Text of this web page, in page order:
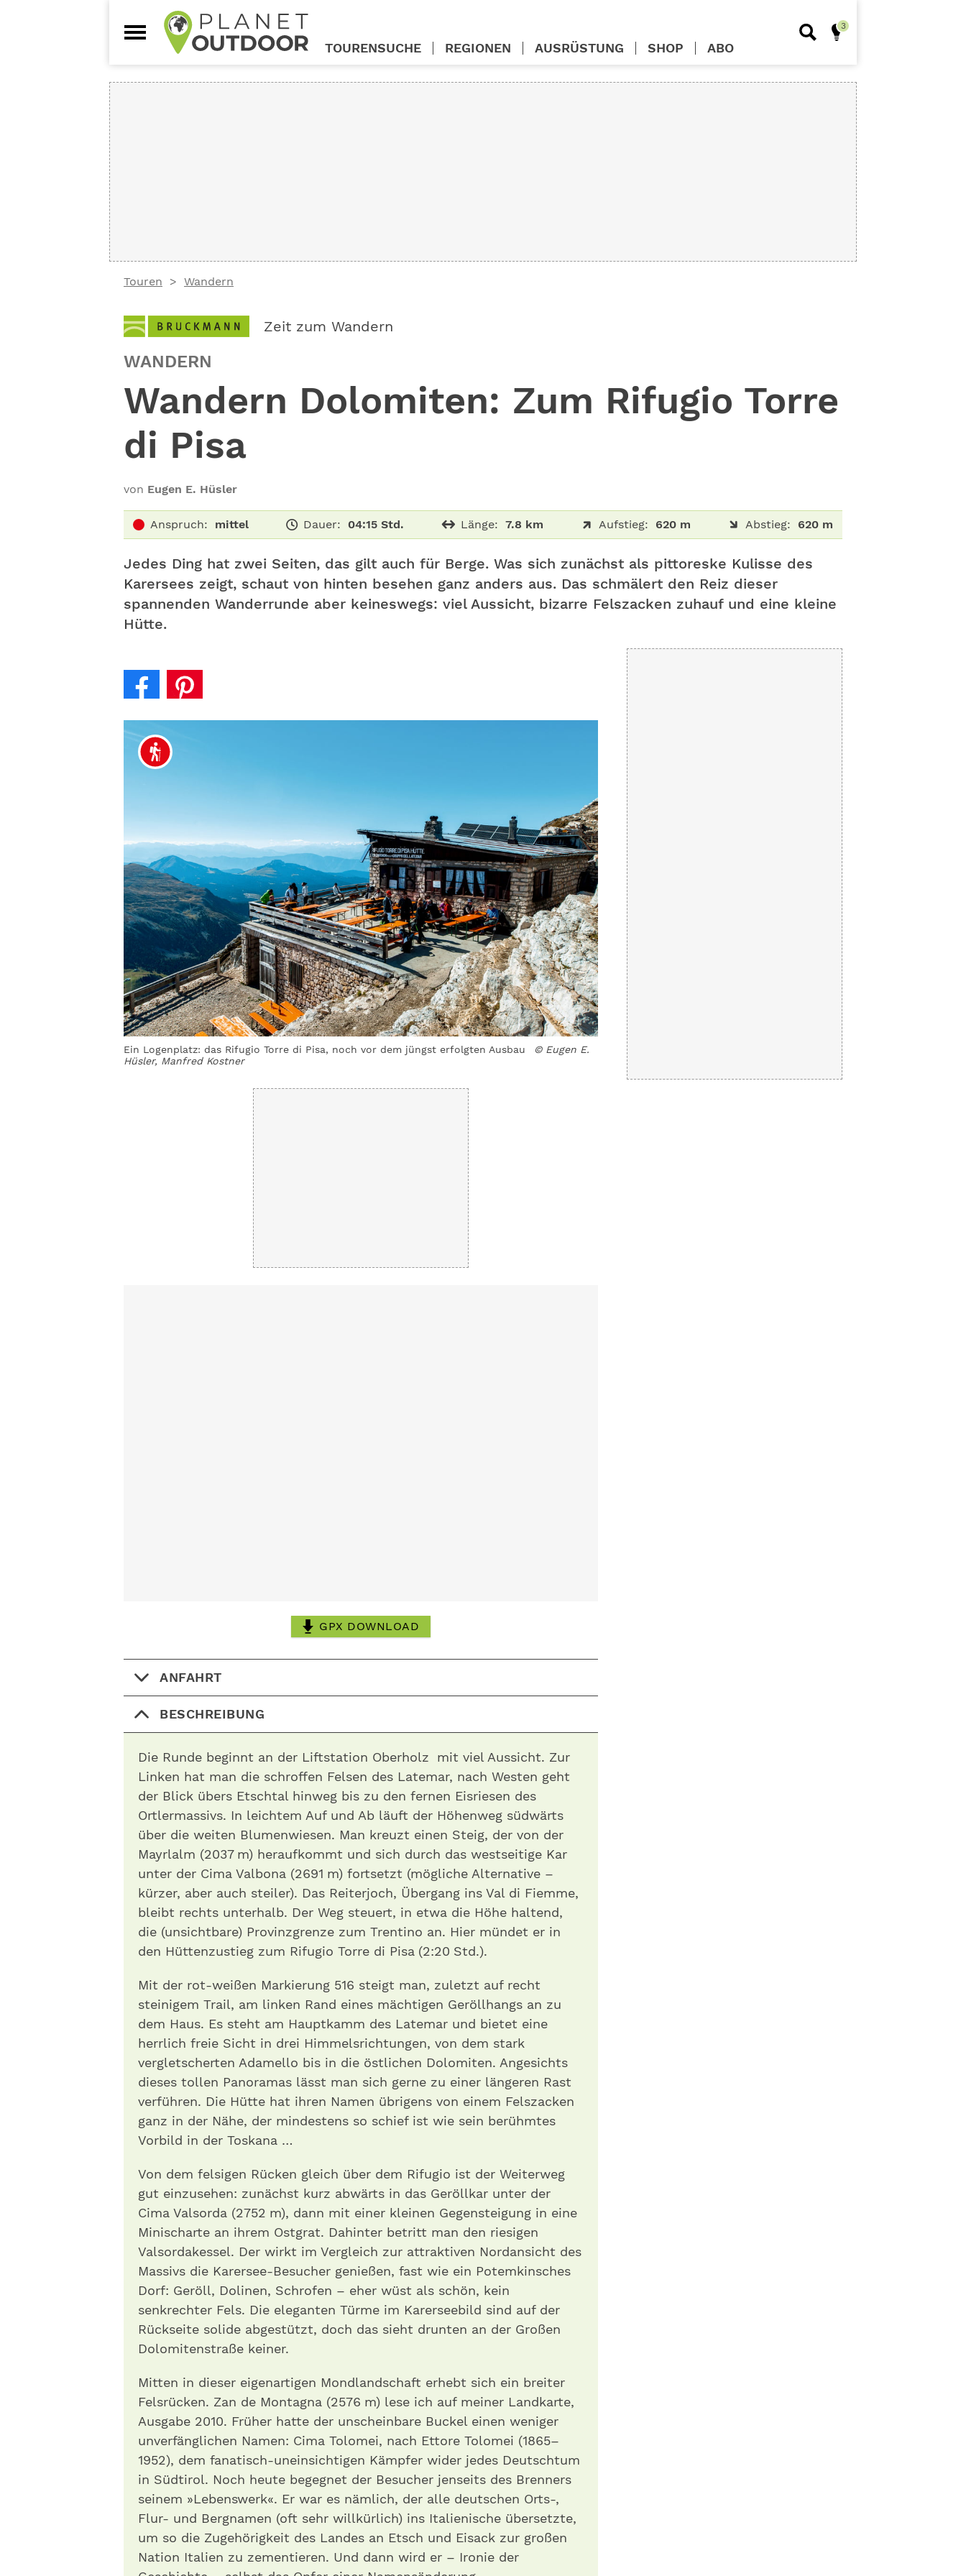
Touren Wandern
Zeit zum Wandern
WANDERN
Wandern Dolomiten: Zum Rifugio Torre
di Pisa
von Eugen E. Hüsler
Anspruch: mittel Dauer: 04:15 Std. Länge: 7.8 km Aufstieg: 620 m Abstieg: 620 m
Jedes Ding hat zwei Seiten, das gilt auch für Berge. Was sich zunächst als pittoreske Kulisse des
Karersees zeigt, schaut von hinten besehen ganz anders aus. Das schmälert den Reiz dieser
spannenden Wanderrunde aber keineswegs: viel Aussicht, bizarre Felszacken zuhauf und eine kleine
Hütte.
Ein Logenplatz: das Rifugio Torre di Pisa, noch vor dem jüngst erfolgten Ausbau
© Eugen E.
Hüsler, Manfred Kostner
GPX DOWNLOAD
ANFAHRT
BESCHREIBUNG
Die Runde beginnt an der Liftstation Oberholz mit viel Aussicht. Zur
Linken hat man die schroffen Felsen des Latemar, nach Westen geht
der Blick übers Etschtal hinweg bis zu den fernen Eisriesen des
Ortlermassivs. In leichtem Auf und Ab läuft der Höhenweg südwärts
über die weiten Blumenwiesen. Man kreuzt einen Steig, der von der
Mayrlalm (2037 m) heraufkommt und sich durch das westseitige Kar
unter der Cima Valbona (2691 m) fortsetzt (mögliche Alternative –
kürzer, aber auch steiler). Das Reiterjoch, Übergang ins Val di Fiemme,
bleibt rechts unterhalb. Der Weg steuert, in etwa die Höhe haltend,
die (unsichtbare) Provinzgrenze zum Trentino an. Hier mündet er in
den Hüttenzustieg zum Rifugio Torre di Pisa (2:20 Std.).
Mit der rot-weißen Mar­kierung 516 steigt man, zuletzt auf recht
steinigem Trail, am linken Rand eines mächtigen Geröllhangs an zu
dem Haus. Es steht am Hauptkamm des Latemar und bietet eine
herrlich freie Sicht in drei Himmelsrichtungen, von dem stark
vergletscherten Adamello bis in die östlichen Dolomiten. Angesichts
dieses tollen Panoramas lässt man sich gerne zu einer längeren Rast
verführen. Die Hütte hat ihren Namen übrigens von einem Felszacken
ganz in der Nähe, der mindestens so schief ist wie sein berühmtes
Vorbild in der Toskana …
Von dem felsigen Rücken gleich über dem Rifugio ist der Weiterweg
gut einzusehen: zunächst kurz abwärts in das Geröllkar unter der
Cima Valsorda (2752 m), dann mit einer kleinen Gegensteigung in eine
Minischarte an ihrem Ostgrat. Dahinter betritt man den riesigen
Valsordakessel. Der wirkt im Vergleich zur attraktiven Nordansicht des
Massivs die Karersee-Besucher genießen, fast wie ein Potemkinsches
Dorf: Geröll, Dolinen, Schrofen – eher wüst als schön, kein
senkrechter Fels. Die eleganten Türme im Karerseebild sind auf der
Rückseite solide abgestützt, doch das sieht drunten an der Großen
Dolomitenstraße keiner.
Mitten in dieser eigenartigen Mondlandschaft erhebt sich ein breiter
Felsrücken. Zan de Montagna (2576 m) lese ich auf meiner Landkarte,
Ausgabe 2010. Früher hatte der unscheinbare Buckel einen weniger
unverfänglichen Namen: Cima Tolomei, nach Ettore Tolomei (1865–
1952), dem fanatisch-uneinsichtigen Kämpfer wider jedes Deutschtum
in Südtirol. Noch heute begegnet der Besucher jenseits des Brenners
seinem »Lebenswerk«. Er war es nämlich, der alle deutschen Orts-,
Flur- und Bergnamen (oft sehr willkürlich) ins Italienische übersetzte,
um so die Zugehörigkeit des Landes an Etsch und Eisack zur großen
Nation Italien zu zementieren. Und dann wird er – Ironie der
TOURENSUCHE REGIONEN AUSRÜSTUNG SHOP ABO